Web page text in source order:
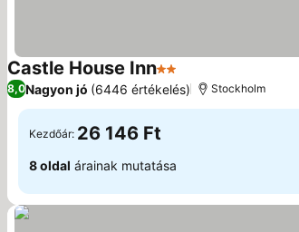
Castle House Inn2 Kategória
8,0Nagyon jó (6446 értékelés) Stockholm
Kezdőár: 26 146 Ft
8 oldal árainak mutatása